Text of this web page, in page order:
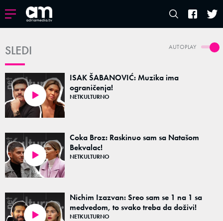
AUTOPLAY
SLEDI
ISAK ŠABANOVIĆ: Muzika ima
ograničenja!
NETKULTURNO
Coka Broz: Raskinuo sam sa Natašom
Bekvalac!
NETKULTURNO
Nichim Izazvan: Sreo sam se 1 na 1 sa
medvedom, to svako treba da doživi!
NETKULTURNO